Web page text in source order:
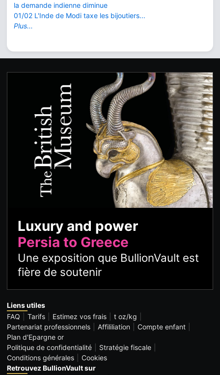
la demande indienne diminue
01/02 L'Inde de Modi taxe les bijoutiers...
Plus...
Luxury and power
Persia to Greece
Une exposition que BullionVault est
fière de soutenir
Liens utiles
FAQ
Tarifs Estimez vos frais
t oz/kg
Partenariat professionnels
Affililiation
Compte enfant
Plan d'Epargne or
Politique de confidentialité
Stratégie fiscale
Conditions générales
Cookies
Retrouvez BullionVault sur